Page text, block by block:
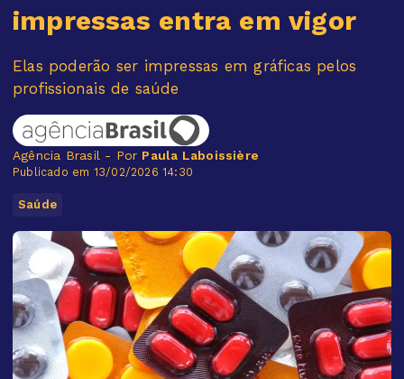
impressas entra em vigor
Elas poderão ser impressas em gráficas pelos
profissionais de saúde
Agência Brasil - Por Paula Laboissière
Publicado em 13/02/2026 14:30
Saúde